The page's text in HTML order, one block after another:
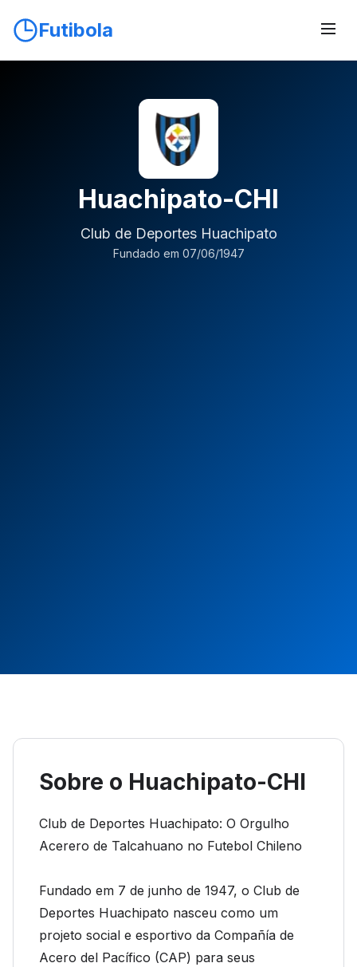
Futibola
Huachipato-CHI
Club de Deportes Huachipato
Fundado em 07/06/1947
Sobre o Huachipato-CHI
Club de Deportes Huachipato: O Orgulho
Acerero de Talcahuano no Futebol Chileno
Fundado em 7 de junho de 1947, o Club de
Deportes Huachipato nasceu como um
projeto social e esportivo da Compañía de
Acero del Pacífico (CAP) para seus